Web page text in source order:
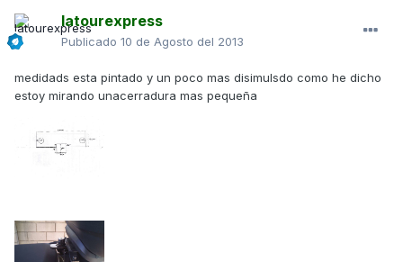
latourexpress
Publicado 10 de Agosto del 2013
medidads esta pintado y un poco mas disimulsdo como he dicho
estoy mirando unacerradura mas pequeña